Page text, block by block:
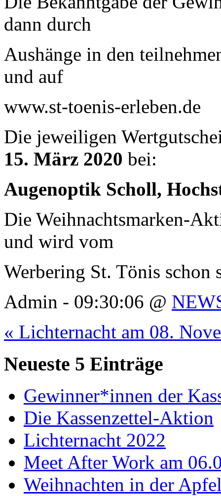
dann durch
Aushänge in den
und auf
www.st-toenis-erleben.de
Die jeweiligen
15. März 2020 bei:
Augenoptik Scholl,
Die Weihnachtsmarken-
und wird vom
Werbering St. Tönis schon
Admin - 09:30:06 @
« Lichternacht am 08.
Neueste 5 Einträge
Gewinner*innen der
Die Kassenzettel-Aktion
Lichternacht 2022
Meet After Work am
Weihnachten in der